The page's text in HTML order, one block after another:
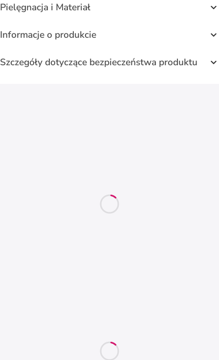
Pielęgnacja i Materiał
Informacje o produkcie
Szczegóły dotyczące bezpieczeństwa produktu